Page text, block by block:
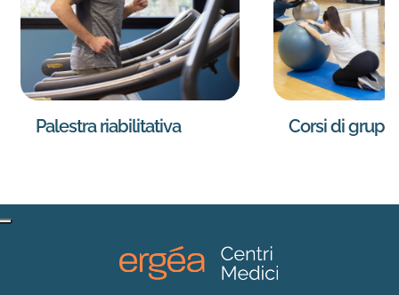
Palestra riabilitativa Corsi di